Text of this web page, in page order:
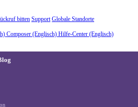
bitten Support Globale Standorte
Composer (Englisch) Hilfe-Center (Englisch)